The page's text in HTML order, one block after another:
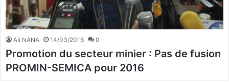
Ali NANA 14/03/2016 0
Promotion du secteur minier : Pas de fusion
PROMIN-SEMICA pour 2016